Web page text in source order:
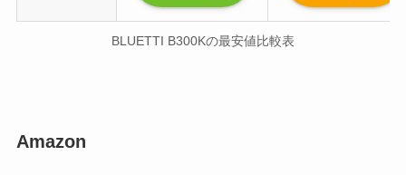
BLUETTI B300Kの最安値比較表
Amazon